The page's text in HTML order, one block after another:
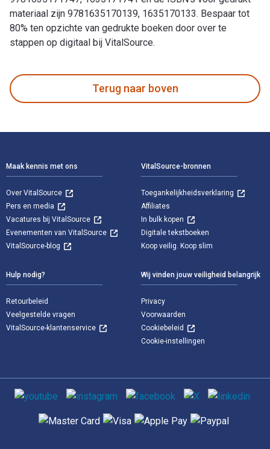
materiaal zijn 9781635170139, 1635170133. Bespaar tot
80% ten opzichte van gedrukte boeken door over te
stappen op digitaal bij VitalSource.
Terug naar boven
Maak kennis met ons
Over VitalSource
Pers en media
Vacatures bij VitalSource
Evenementen van VitalSource
VitalSource-blog
VitalSource-bronnen
Toegankelijkheidsverklaring
Affiliates
In bulk kopen
Digitale tekstboeken
Koop veilig. Koop slim
Hulp nodig?
Retourbeleid
Veelgestelde vragen
VitalSource-klantenservice
Wij vinden jouw veiligheid belangrijk
Privacy
Voorwaarden
Cookiebeleid
Cookie-instellingen
Sociale media
Ondersteunde betaalmethoden